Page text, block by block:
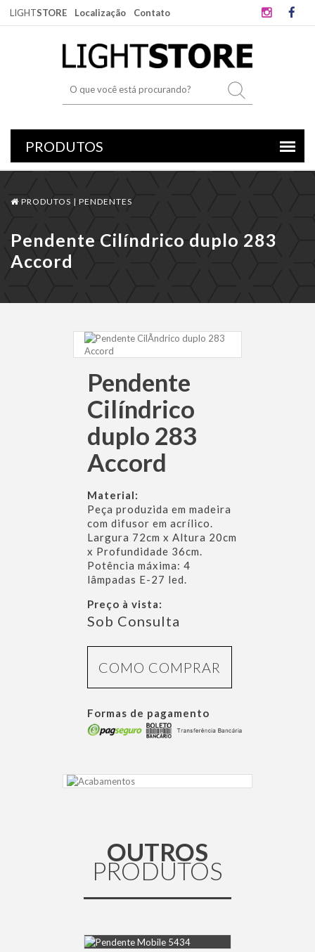
LIGHTSTORE Localização Contato
PRODUTOS | PENDENTES
Pendente Cilíndrico duplo 283
Accord
Pendente
Cilíndrico
duplo 283
Accord
Material:
Peça produzida em madeira
com difusor em acrílico.
Largura 72cm x Altura 20cm
x Profundidade 36cm.
Potência máxima: 4
lâmpadas E-27 led.
Preço à vista:
Sob Consulta
COMO COMPRAR
Formas de pagamento
OUTROS
PRODUTOS